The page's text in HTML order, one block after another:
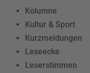
Kolumne
Kultur & Sport
Kurzmeldungen
Leseecke
Leserstimmen